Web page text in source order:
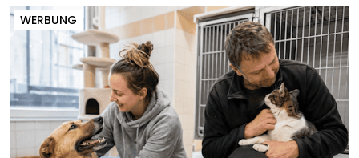
WERBUNG